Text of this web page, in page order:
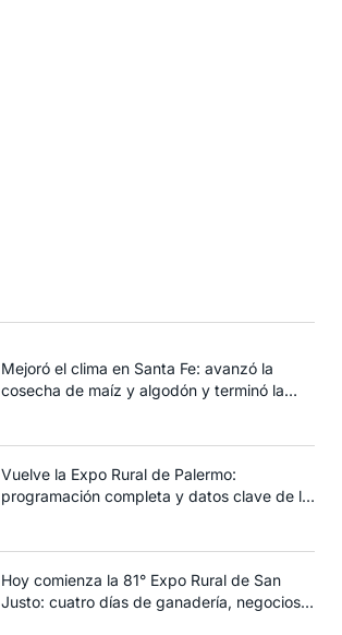
Mejoró el clima en Santa Fe: avanzó la
cosecha de maíz y algodón y terminó la
Vuelve la Expo Rural de Palermo:
programación completa y datos clave de la
Hoy comienza la 81° Expo Rural de San
Justo: cuatro días de ganadería, negocios y